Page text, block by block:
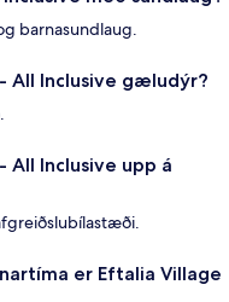
barnasundlaug.
All Inclusive gæludýr?
All Inclusive upp á
er Eftalia Village